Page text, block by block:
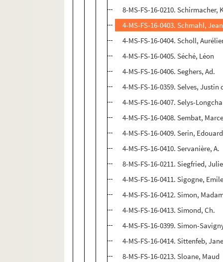
8-MS-FS-16-0210. Schirmacher,
4-MS-FS-16-0403. Schmahl,
4-MS-FS-16-0404. Scholl,
4-MS-FS-16-0405. Séché, Léon
4-MS-FS-16-0406. Seghers, Ad.
4-MS-FS-16-0359. Selves, Justin
4-MS-FS-16-0407. Selys-
4-MS-FS-16-0408. Sembat,
4-MS-FS-16-0409. Serin, Edouard
4-MS-FS-16-0410. Servanière, A.
8-MS-FS-16-0211. Siegfried, Julie
4-MS-FS-16-0411. Sigogne,
4-MS-FS-16-0412. Simon,
4-MS-FS-16-0413. Simond, Ch.
4-MS-FS-16-0399. Simon-
4-MS-FS-16-0414. Sittenfeb,
8-MS-FS-16-0213. Sloane, Maud